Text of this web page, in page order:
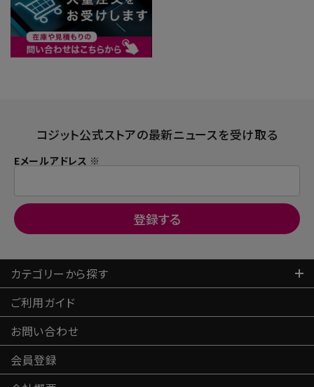
コジット公式ストアの最新ニュースを受け取る
Eメールアドレス ※
カテゴリーから探す
ご利用ガイド
お問い合わせ
会員登録